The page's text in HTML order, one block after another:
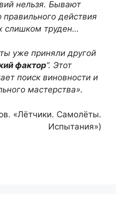
нельзя. Бывают
действия
слишком труден…
уже приняли другой
фактор”. Этот
поиск виновности и
мастерства».
«Лётчики. Самолёты.
Испытания»)